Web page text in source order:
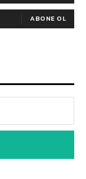
ABONE OL